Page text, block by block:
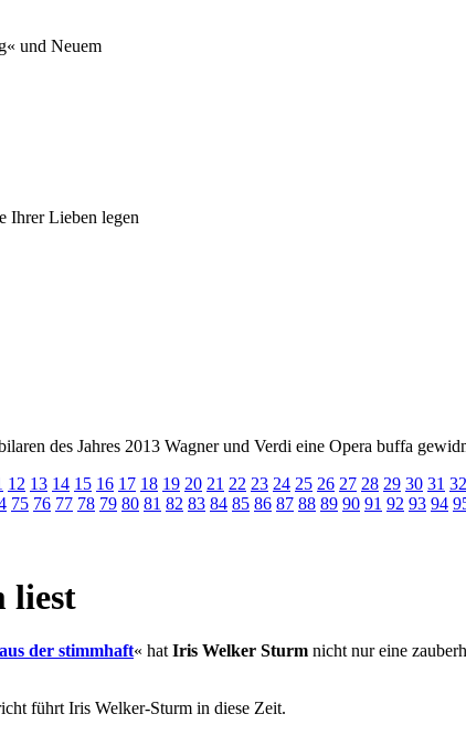
und Neuem
Ihrer Lieben legen
des Jahres 2013 Wagner und Verdi eine Opera buffa
12 13 14 15 16 17 18 19 20 21 22 23 24 25 26 27 28 29 30 31 32
75 76 77 78 79 80 81 82 83 84 85 86 87 88 89 90 91 92 93 94
liest
aus der stimmhaft« hatIris Welker Sturm nicht nur eine
führt Iris Welker-Sturm in diese Zeit.